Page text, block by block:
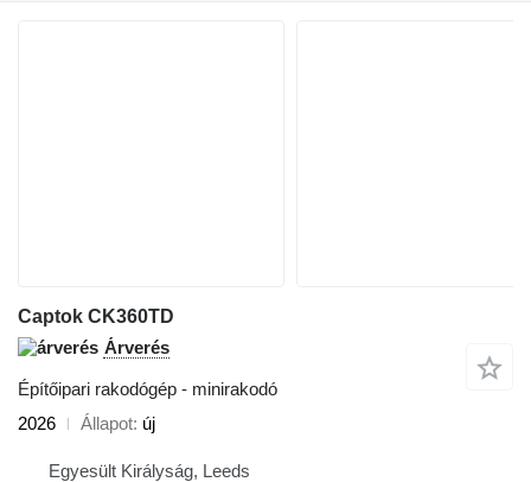
Captok CK360TD
Árverés
Építőipari rakodógép - minirakodó
2026
Állapot új
Egyesült Királyság, Leeds